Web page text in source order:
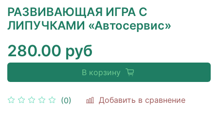
РАЗВИВАЮЩАЯ ИГРА С
ЛИПУЧКАМИ «Автосервис»
(0) Добавить в сравнение
280.00 руб
В корзину